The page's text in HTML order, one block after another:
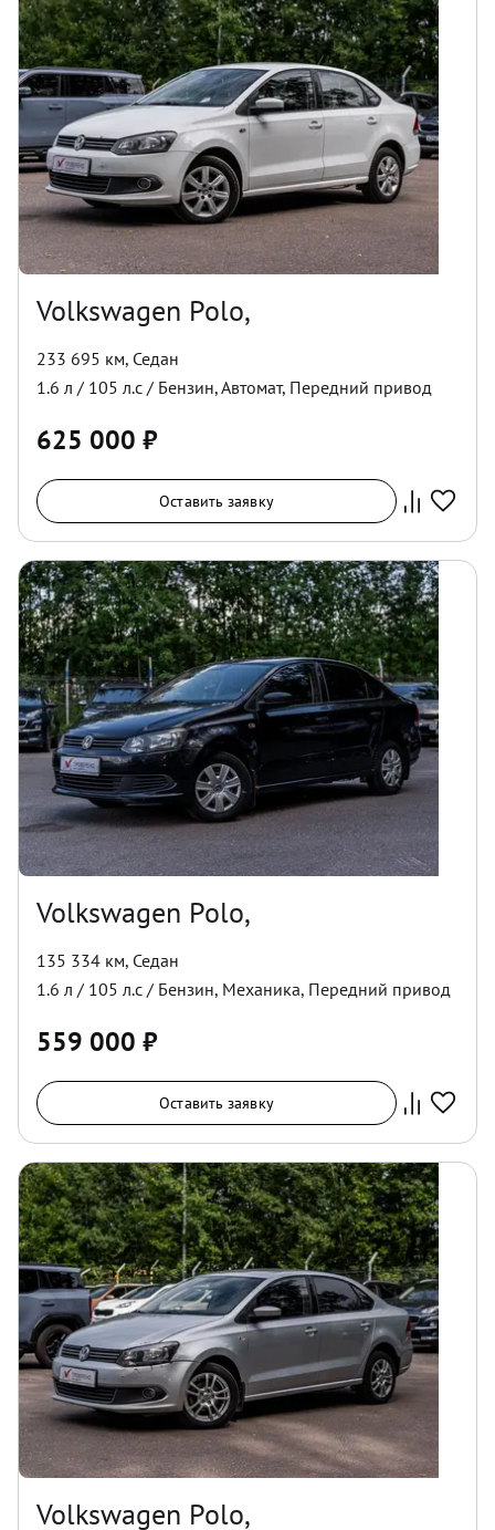
Volkswagen Polo,
233 695 км, Седан
1.6 л / 105 л.с / Бензин,Автомат, Передний привод
625 000 ₽
Оставить заявку
Volkswagen Polo,
135 334 км, Седан
1.6 л / 105 л.с / Бензин, Механика, Передний привод
559 000 ₽
Оставить заявку
Volkswagen Polo,